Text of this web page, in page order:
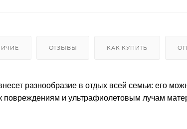
ОТЗЫВЫ КАК КУПИТЬ
разнообразие в отдых всей семьи: его
повреждениям и ультрафиолетовым лучам